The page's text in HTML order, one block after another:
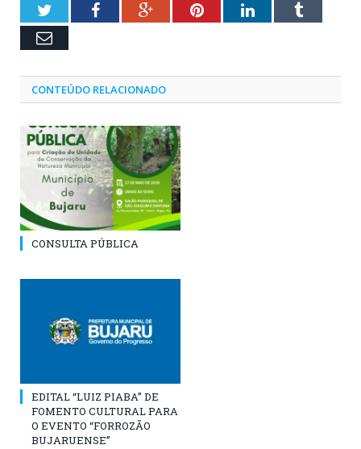
TwitterFacebookGoogle+PinterestLinkedInTumblr
Email
CONTEÚDO RELACIONADO
CONSULTA PÚBLICA
EDITAL “LUIZ PIABA” DE
FOMENTO CULTURAL PARA
O EVENTO “FORROZÃO
BUJARUENSE”